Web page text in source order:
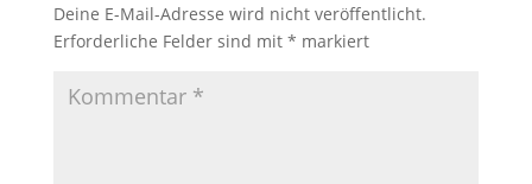
Deine E-Mail-Adresse wird nicht veröffentlicht.
Erforderliche Felder sind mit * markiert